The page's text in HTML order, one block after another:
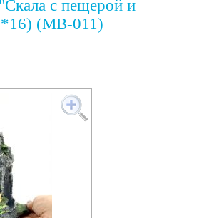
с пещерой и
(MB-011)